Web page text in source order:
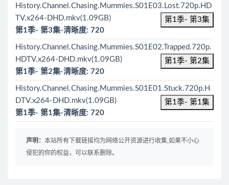
History.Channel.Chasing.Mummies.S01E03.Lost.720p.HD
TV.x264-DHD.mkv(1.09GB)
第1季- 第3集
第1季- 第3集-清晰度: 720
History.Channel.Chasing.Mummies.S01E02.Trapped.720p.
HDTV.x264-DHD.mkv(1.09GB)
第1季- 第2集
第1季- 第2集-清晰度: 720
History.Channel.Chasing.Mummies.S01E01.Stuck.720p.H
DTV.x264-DHD.mkv(1.09GB)
第1季- 第1集
第1季- 第1集-清晰度: 720
声明： 本站所有下载链接均为网络公开资源进行收集,如果不小心
侵犯的你的权益，可以联系删除。